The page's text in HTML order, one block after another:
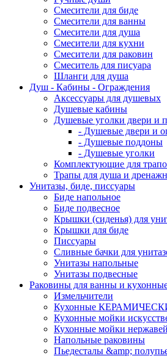
Смесители для биде
Смесители для ванны
Смесители для душа
Смесители для кухни
Смесители для раковин
Смеситель для писуара
Шланги для душа
Душ - Кабины - Ограждения
Аксессуары для душевых
Душевые кабины
Душевые уголки двери и
- Душевые двери и
- Душевые поддоны
- Душевые уголки
Комплектующие для
Трапы для душа и
Унитазы, биде, писсуары
Биде напольное
Биде подвесное
Крышки (сиденья) для
Крышки для биде
Писсуары
Сливные бачки для
Унитазы напольные
Унитазы подвесные
Раковины для ванны и
Измельчители
Кухонные
Кухонные мойки
Кухонные мойки
Напольные раковины
Пьедесталы &amp;